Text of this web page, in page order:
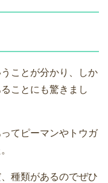
ことが分かり、しか
ことにも驚きまし
てピーマンやトウガ
種類があるのでぜひ